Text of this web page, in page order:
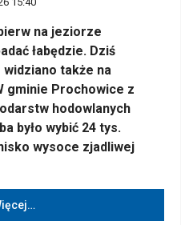
na jeziorze
łabędzie. Dziś
także na
gminie Prochowice z
hodowlanych
było wybić 24 tys.
wysoce zjadliwej